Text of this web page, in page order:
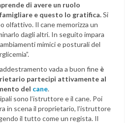
di avere un ruolo
e questo lo gratifica.Si
olfattivo. Il cane memorizza un
dagli altri. In seguito impara
mimici e posturali del
vada a buon fine è
partecipi attivamente al
del cane.
sono l’istruttore e il cane. Poi
in scena il proprietario, l’istruttore
il tutto come un regista. Il